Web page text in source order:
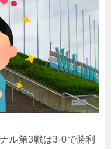
ル第3戦は3-0で勝利